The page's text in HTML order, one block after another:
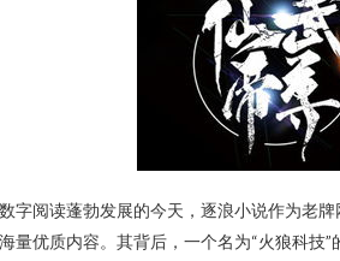
字阅读蓬勃发展的今天，逐浪小说作为老
量优质内容。其背后，一个名为“火狼科技